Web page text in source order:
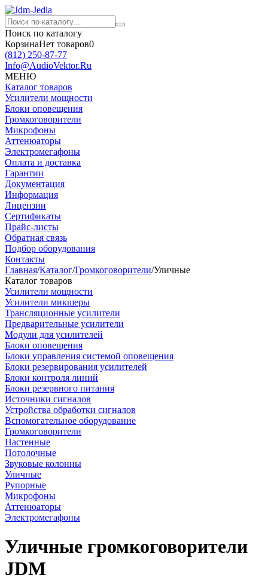
Поиск по каталогу
КорзинаНет товаров0
(812) 250-87-77
Info@AudioVektor.Ru
МЕНЮ
Каталог товаров
Усилители мощности
Блоки оповещения
Громкоговорители
Микрофоны
Аттенюаторы
Электромегафоны
Оплата и доставка
Гарантии
Документация
Информация
Лицензии
Сертификаты
Прайс-листы
Обратная связь
Подбор оборудования
Контакты
Главная/Каталог/Громкоговорители/Уличные
Каталог товаров
Усилители мощности
Усилители микшеры
Трансляционные усилители
Предварительные усилители
Модули для усилителей
Блоки оповещения
Блоки управления системой оповещения
Блоки резервирования усилителей
Блоки контроля линий
Блоки резервного питания
Источники сигналов
Устройства обработки сигналов
Вспомогательное оборудование
Громкоговорители
Настенные
Потолочные
Звуковые колонны
Уличные
Рупорные
Микрофоны
Аттенюаторы
Электромегафоны
Уличные громкоговорители
JDM